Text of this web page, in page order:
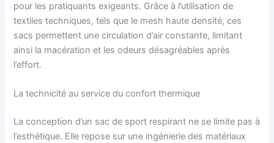
pour les pratiquants exigeants. Grâce à l’utilisation de
textiles techniques, tels que le mesh haute densité, ces
sacs permettent une circulation d’air constante, limitant
ainsi la macération et les odeurs désagréables après
l’effort.
La technicité au service du confort thermique
La conception d’un sac de sport respirant ne se limite pas à
l’esthétique. Elle repose sur une ingénierie des matériaux